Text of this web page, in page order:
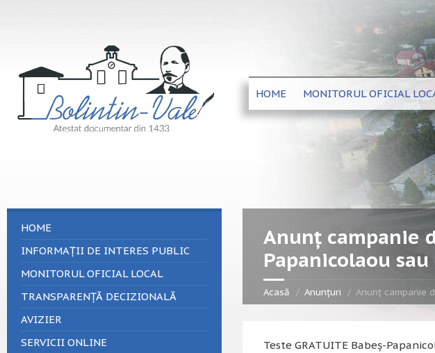
HOME MONITORUL OFICIAL
Anunț campanie
Papanicolaou
Acasă Anunțuri Anunț campanie
Teste GRATUITE Babeș-
HOME
INFORMAȚII DE INTERES PUBLIC
MONITORUL OFICIAL LOCAL
TRANSPARENȚĂ DECIZIONALĂ
AVIZIER
SERVICII ONLINE